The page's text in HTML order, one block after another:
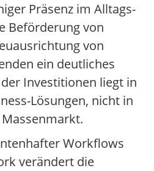
Präsenz im Alltags-
Beförderung von
von
ein deutliches
Investitionen liegt in
Lösungen, nicht in
Workflows
verändert die